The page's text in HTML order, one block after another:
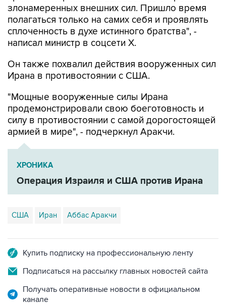
злонамеренных внешних сил. Пришло время
полагаться только на самих себя и проявлять
сплоченность в духе истинного братства", -
написал министр в соцсети Х.
Он также похвалил действия вооруженных сил
Ирана в противостоянии с США.
"Мощные вооруженные силы Ирана
продемонстрировали свою боеготовность и
силу в противостоянии с самой дорогостоящей
армией в мире", - подчеркнул Аракчи.
ХРОНИКА
Операция Израиля и США против Ирана
США Иран Аббас Аракчи
Купить подписку на профессиональную ленту
Подписаться на рассылку главных новостей сайта
Получать оперативные новости в официальном
канале